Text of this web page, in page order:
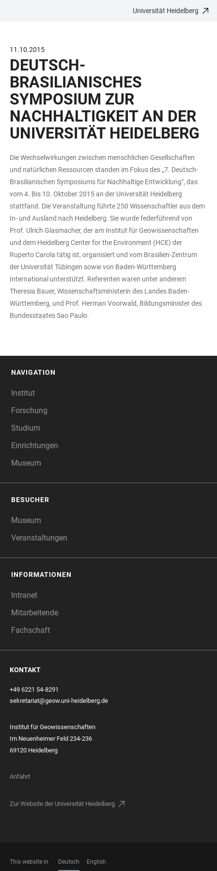
BARRIEREFREIHEIT
Universität Heidelberg
11.10.2015
DEUTSCH-
BRASILIANISCHES
SYMPOSIUM ZUR
NACHHALTIGKEIT AN DER
UNIVERSITÄT HEIDELBERG
Die Wechselwirkungen zwischen menschlichen Gesellschaften
und natürlichen Ressourcen standen im Fokus des „7. Deutsch-
Brasilianischen Symposiums für Nachhaltige Entwicklung", das
vom 4. Bis 10. Oktober 2015 an der Universität Heidelberg
stattfand. Die Veranstaltung führte 250 Wissenschaftler aus dem
In- und Ausland nach Heidelberg. Sie wurde federführend von
Prof. Ulrich Glasmacher, der am Institut für Geowissenschaften
und dem Heidelberg Center for the Environment (HCE) der
Ruperto Carola tätig ist, organisiert und vom Brasilien-Zentrum
der Universität Tübingen sowie von Baden-Württemberg
International unterstützt. Referenten waren unter anderem
Theresia Bauer, Wissenschaftsministerin des Landes Baden-
Württemberg, und Prof. Herman Voorwald, Bildungsminister des
Bundesstaates Sao Paulo.
NAVIGATION
Institut
Forschung
Studium
Einrichtungen
Museum
BESUCHER
Museum
Veranstaltungen
INFORMATIONEN
Intranet
Mitarbeitende
Fachschaft
KONTAKT
+49 6221 54-8291
sekretariat@geow.uni-heidelberg.de
Institut für Geowissenschaften
Im Neuenheimer Feld 234-236
69120 Heidelberg
Anfahrt
Zur Website der Universität Heidelberg
This website in Deutsch English